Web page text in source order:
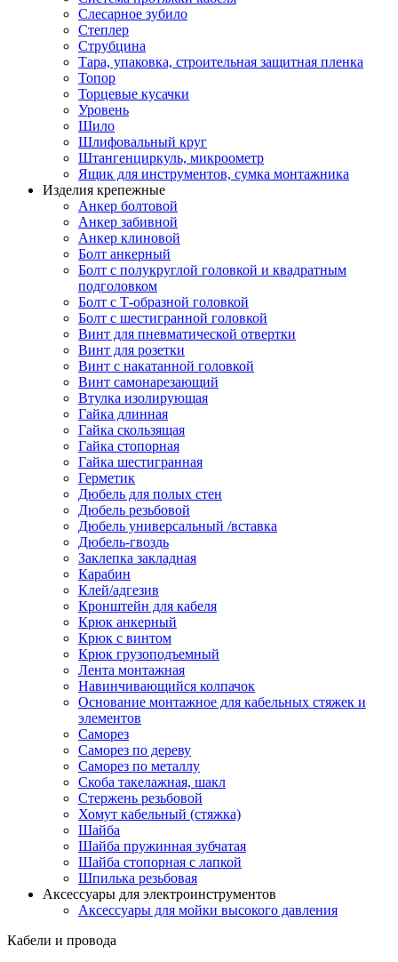
Слесарное зубило
Степлер
Струбцина
Тара, упаковка, строительная защитная пленка
Топор
Торцевые кусачки
Уровень
Шило
Шлифовальный круг
Штангенциркуль, микроометр
Ящик для инструментов, сумка монтажника
Изделия крепежные
Анкер болтовой
Анкер забивной
Анкер клиновой
Болт анкерный
Болт с полукруглой головкой и квадратным
подголовком
Болт с Т-образной головкой
Болт с шестигранной головкой
Винт для пневматической отвертки
Винт для розетки
Винт с накатанной головкой
Винт самонарезающий
Втулка изолирующая
Гайка длинная
Гайка скользящая
Гайка стопорная
Гайка шестигранная
Герметик
Дюбель для полых стен
Дюбель резьбовой
Дюбель универсальный /вставка
Дюбель-гвоздь
Заклепка закладная
Карабин
Клей/адгезив
Кронштейн для кабеля
Крюк анкерный
Крюк с винтом
Крюк грузоподъемный
Лента монтажная
Навинчивающийся колпачок
Основание монтажное для кабельных стяжек и
элементов
Саморез
Саморез по дереву
Саморез по металлу
Скоба такелажная, шакл
Стержень резьбовой
Хомут кабельный (стяжка)
Шайба
Шайба пружинная зубчатая
Шайба стопорная с лапкой
Шпилька резьбовая
Аксессуары для электроинструментов
Аксессуары для мойки высокого давления
Кабели и провода